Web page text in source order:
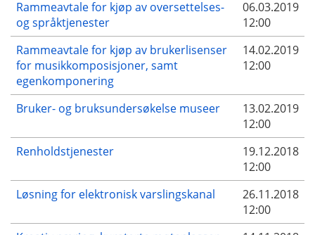
Rammeavtale for kjøp av oversettelses-
og språktjenester
06.03.2019
12:00
Rammeavtale for kjøp av brukerlisenser
for musikkomposisjoner, samt
egenkomponering
14.02.2019
12:00
Bruker- og bruksundersøkelse museer
13.02.2019
12:00
Renholdstjenester
19.12.2018
12:00
Løsning for elektronisk varslingskanal
26.11.2018
12:00